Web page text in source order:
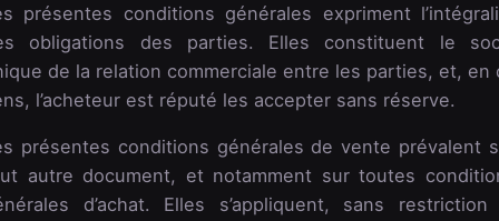
présentes conditions générales expriment
obligations des parties. Elles constituent le
de la relation commerciale entre les parties, et, en
l’acheteur est réputé les accepter sans réserve.
présentes conditions générales de vente prévalent
autre document, et notamment sur toutes
d’achat. Elles s’appliquent, sans restriction